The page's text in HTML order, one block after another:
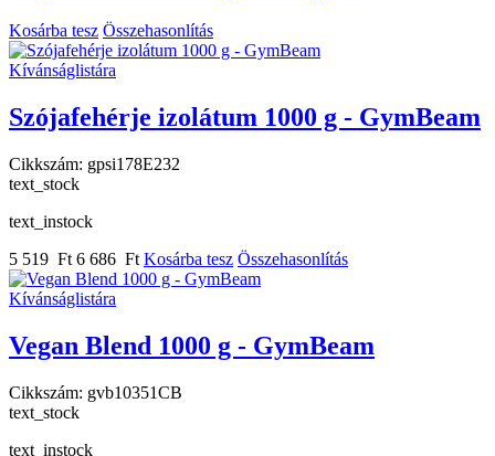
Kosárba tesz Összehasonlítás
Kívánságlistára
Szójafehérje izolátum 1000 g - GymBeam
Cikkszám: gpsi178E232
text_stock
text_instock
5 519 Ft 6 686 Ft Kosárba tesz Összehasonlítás
Kívánságlistára
Vegan Blend 1000 g - GymBeam
Cikkszám: gvb10351CB
text_stock
text_instock